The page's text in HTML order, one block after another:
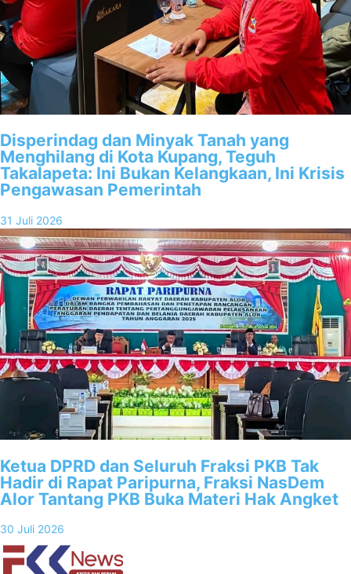
Disperindag dan Minyak Tanah yang
Menghilang di Kota Kupang, Teguh
Takalapeta: Ini Bukan Kelangkaan, Ini Krisis
Pengawasan Pemerintah
31 Juli 2026
Ketua DPRD dan Seluruh Fraksi PKB Tak
Hadir di Rapat Paripurna, Fraksi NasDem
Alor Tantang PKB Buka Materi Hak Angket
30 Juli 2026